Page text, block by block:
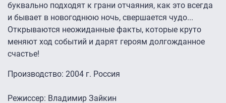
буквально подходят к грани отчаяния, как это всегда
и бывает в новогоднюю ночь, свершается чудо...
Открываются неожиданные факты, которые круто
меняют ход событий и дарят героям долгожданное
счастье!
Производство: 2004 г. Россия
Режиссер: Владимир Зайкин